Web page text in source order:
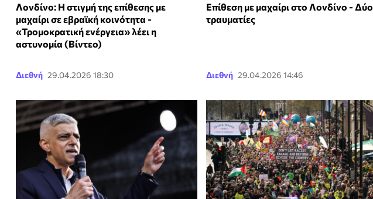
Λονδίνο: Η στιγμή της επίθεσης με
μαχαίρι σε εβραϊκή κοινότητα -
«Τρομοκρατική ενέργεια» λέει η
αστυνομία (Βίντεο)
Διεθνή 29.04.2026 18:30
Επίθεση με μαχαίρι στο Λονδίνο - Δύο
τραυματίες
Διεθνή 29.04.2026 14:46